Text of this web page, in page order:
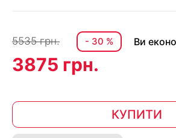
5535 грн. - 30 % Ви
3875 грн.
КУПИТИ